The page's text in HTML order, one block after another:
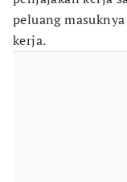
peluang
kerja.